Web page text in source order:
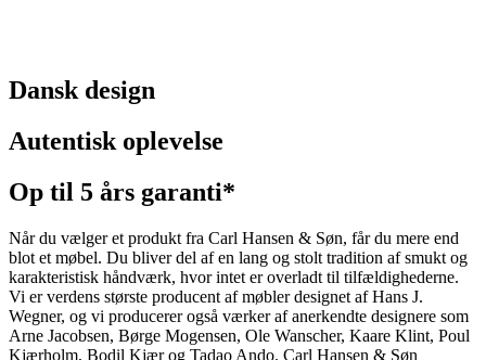
Dansk design
Autentisk oplevelse
Op til 5 års garanti*
Når du vælger et produkt fra Carl Hansen & Søn, får du mere end
blot et møbel. Du bliver del af en lang og stolt tradition af smukt og
karakteristisk håndværk, hvor intet er overladt til tilfældighederne.
Vi er verdens største producent af møbler designet af Hans J.
Wegner, og vi producerer også værker af anerkendte designere som
Arne Jacobsen, Børge Mogensen, Ole Wanscher, Kaare Klint, Poul
Kjærholm, Bodil Kjær og Tadao Ando. Carl Hansen & Søn